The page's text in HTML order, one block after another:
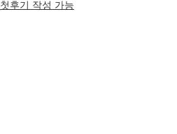
첫후기 작성 가능